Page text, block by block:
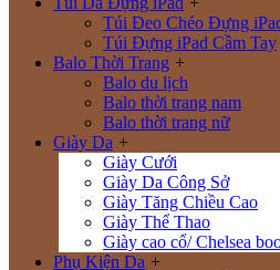
Túi Đeo Chéo Đựng
Túi Đựng iPad Cầm Tay
Balo Thời Trang +
Balo du lịch
Balo thời trang nam
Balo thời trang nữ
Giày Da +
Giày Cưới
Giày Da Công Sở
Giày Tăng Chiều Cao
Giày Thể Thao
Giày cao cổ/ Chelsea
Phụ Kiện Da +